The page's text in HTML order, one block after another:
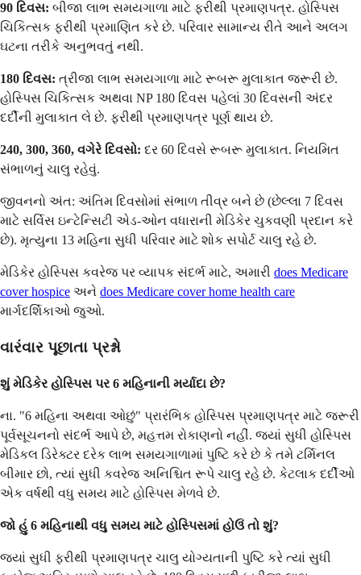
90 દિવસ: બીજા લાભ સમયગાળા માટે ફરીથી પ્રમાણપત્ર. હોસ્પિસ
ચિકિત્સક ફરીથી પ્રમાણિત કરે છે. પરિવાર સામાન્ય રીતે આને અલગ
ઘટના તરીકે અનુભવતું નથી.
180 દિવસ: ત્રીજા લાભ સમયગાળા માટે રૂબરૂ મુલાકાત જરૂરી છે.
હોસ્પિસ ચિકિત્સક અથવા NP 180 દિવસ પહેલાં 30 દિવસની અંદર
દર્દીની મુલાકાત લે છે. ફરીથી પ્રમાણપત્ર પૂર્ણ થાય છે.
240, 300, 360, વગેરે દિવસો: દર 60 દિવસે રૂબરૂ મુલાકાત. નિયમિત
સંભાળનું ચાલુ રહેવું.
જીવનનો અંત: અંતિમ દિવસોમાં સંભાળ તીવ્ર બને છે (છેલ્લા 7 દિવસ
માટે સર્વિસ ઇન્ટેન્સિટી એડ-ઓન વધારાની મેડિકેર ચુકવણી પ્રદાન કરે
છે). મૃત્યુના 13 મહિના સુધી પરિવાર માટે શોક સપોર્ટ ચાલુ રહે છે.
મેડિકેર હોસ્પિસ કવરેજ પર વ્યાપક સંદર્ભ માટે, અમારી does Medicare
cover hospice અને does Medicare cover home health care
માર્ગદર્શિકાઓ જુઓ.
વારંવાર પૂછાતા પ્રશ્નો
શું મેડિકેર હોસ્પિસ પર 6 મહિનાની મર્યાદા છે?
ના. "6 મહિના અથવા ઓછું" પ્રારંભિક હોસ્પિસ પ્રમાણપત્ર માટે જરૂરી
પૂર્વસૂચનનો સંદર્ભ આપે છે, મહત્તમ રોકાણનો નહીં. જ્યાં સુધી હોસ્પિસ
મેડિકલ ડિરેક્ટર દરેક લાભ સમયગાળામાં પુષ્ટિ કરે છે કે તમે ટર્મિનલ
બીમાર છો, ત્યાં સુધી કવરેજ અનિશ્ચિત રૂપે ચાલુ રહે છે. કેટલાક દર્દીઓ
એક વર્ષથી વધુ સમય માટે હોસ્પિસ મેળવે છે.
જો હું 6 મહિનાથી વધુ સમય માટે હોસ્પિસમાં હોઉં તો શું?
જ્યાં સુધી ફરીથી પ્રમાણપત્ર ચાલુ યોગ્યતાની પુષ્ટિ કરે ત્યાં સુધી